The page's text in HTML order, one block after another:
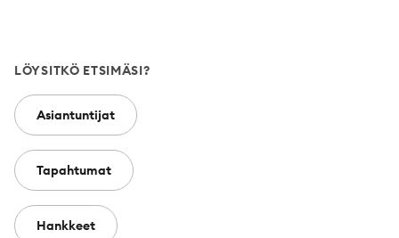
LÖYSITKÖ ETSIMÄSI?
Asiantuntijat
Tapahtumat
Hankkeet